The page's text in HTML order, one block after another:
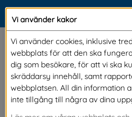
2022-11-20
längs gång-
cykelbana i
Vi använder kakor
Vi använder cookies, inklusive
webbplats för att den ska
dig som besökare, för att vi ska
skräddarsy innehåll, samt
webbplatsen. All din information
inte tillgång till några av dina